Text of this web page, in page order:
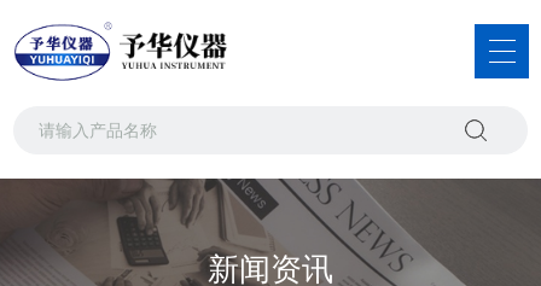
新闻资讯